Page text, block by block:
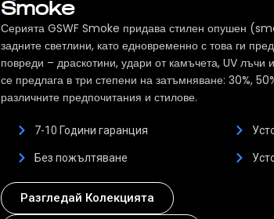
Smoke
Серията GSWF Smoke придава стилен опушен
задните светлини, като едновременно с това ги
повреди – драскотини, удари от камъчета, UV
се предлага в три степени на затъмняване: 30%,
различните предпочитания и стилове.
7-10 Години гаранция
Без пожълтяване
Разгледай Колекцията